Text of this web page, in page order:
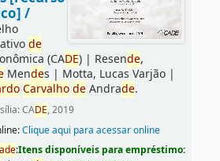
/
de
(CADE)| Resende,
Mendes | Motta, Lucas Varjão|
Carvalho deAndrade.
CADE, 2019
Clique aqui para acessar online
de:Itens disponíveis para empréstimo: